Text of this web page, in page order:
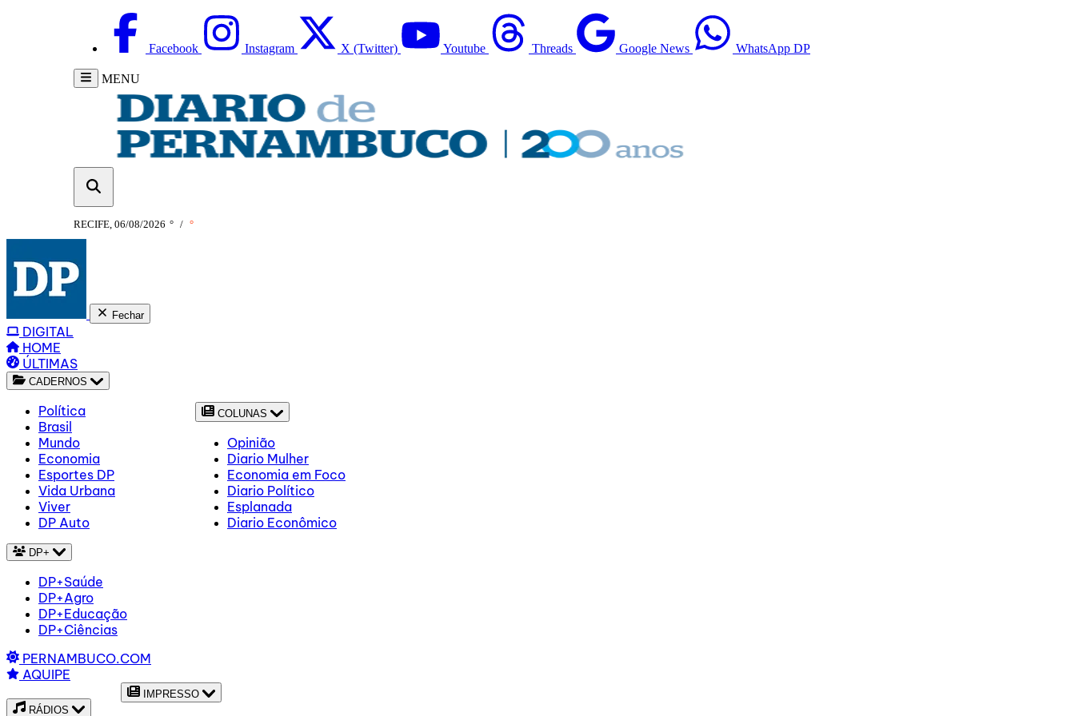
Facebook Instagram X (Twitter) Youtube Threads Google News WhatsApp DP
MENU
RECIFE, 06/08/2026 ° / °
Fechar
DIGITAL
HOME
ÚLTIMAS
CADERNOS
Política
Brasil
Mundo
Economia
Esportes DP
Vida Urbana
Viver
DP Auto
COLUNAS
Opinião
Diario Mulher
Economia em Foco
Diario Político
Esplanada
Diario Econômico
DP+
DP+Saúde
DP+Agro
DP+Educação
DP+Ciências
PERNAMBUCO.COM
AQUIPE
RÁDIOS
IMPRESSO